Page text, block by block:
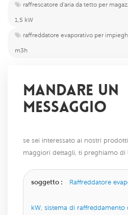
raffrescatore d'aria da tetto per
1,5 kW
raffreddatore evaporativo per
m3h
MANDARE UN
MESSAGGIO
se sei interessato ai nostri
maggiori dettagli, ti preghiamo di
soggetto : Raffreddatore
kW, sistema di raffreddamento